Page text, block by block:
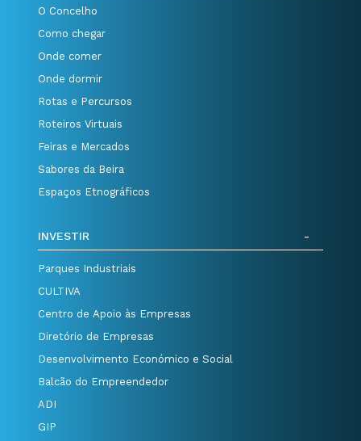
O Concelho
Como chegar
Onde comer
Onde dormir
Rotas e Percursos
Roteiros Virtuais
Feiras e Mercados
Sabores da Beira
Espaços Etnográficos
INVESTIR
Parques Industriais
CULTIVA
Centro de Apoio às Empresas
Diretório de Empresas
Desenvolvimento Económico e Social
Balcão do Empreendedor
ADI
GIP